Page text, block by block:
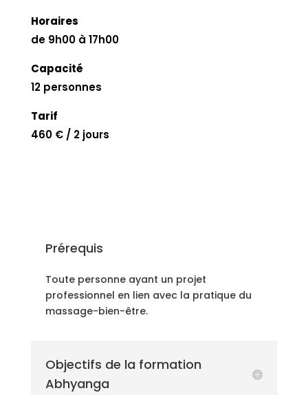
Horaires
de 9h00 à 17h00
Capacité
12 personnes
Tarif
460 € / 2 jours
Prérequis
Toute personne ayant un projet
professionnel en lien avec la pratique du
massage-bien-être.
Objectifs de la formation
Abhyanga